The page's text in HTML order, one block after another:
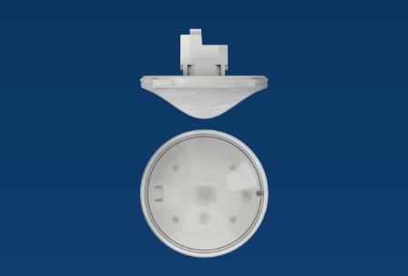
Rilevatori di presenza/movimento
Soluzioni OEM
Esperti OEM
Controllo dell'illuminazione DALI-2
Emettitore LED (inglese)